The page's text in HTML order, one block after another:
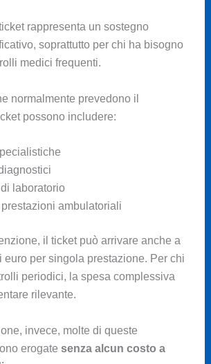
rappresenta un sostegno
soprattutto per chi ha bisogno
medici frequenti.
normalmente prevedono il
possono includere:
laboratorio
ambulatoriali
il ticket può arrivare anche a
euro per singola prestazione. Per chi
periodici, la spesa complessiva
rilevante.
invece, molte di queste
erogate senza alcun costo a